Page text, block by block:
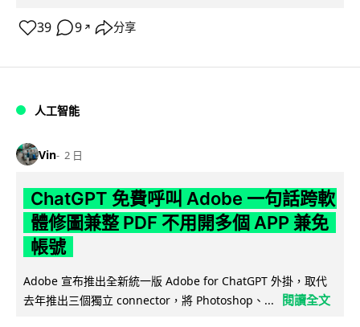
39 9 ↗ 分享
人工智能
Vin 2 日
ChatGPT 免費呼叫 Adobe 一句話跨軟
體修圖兼整 PDF 不用開多個 APP 兼免
帳號
Adobe 宣布推出全新統一版 Adobe for ChatGPT 外掛，取代
去年推出三個獨立 connector，將 Photoshop、...
閱讀全文